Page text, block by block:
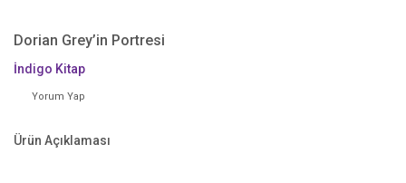
Dorian Grey’in Portresi
İndigo Kitap
Yorum Yap
Ürün Açıklaması